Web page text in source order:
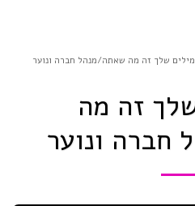
שלך זה מה שאתה/מנהל חברה ונוער
זה מה
ונוער